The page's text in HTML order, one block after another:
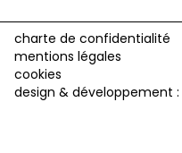
suivez-nous
Journal Vénerie
Newsletter
charte de confidentialité
mentions légales
cookies
design & développement :